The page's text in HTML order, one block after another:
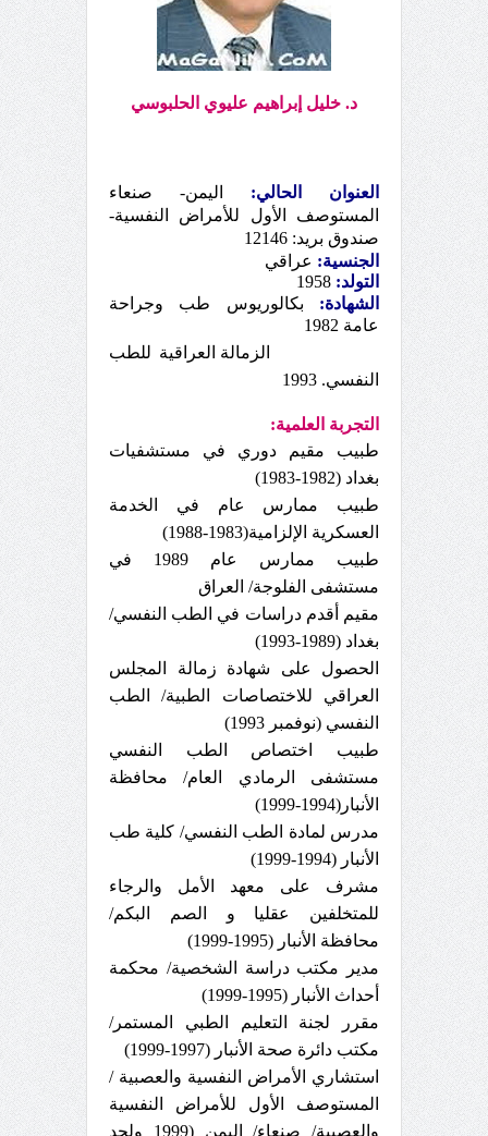
د. خليل إبراهيم عليوي الحلبوسي
العنوان الحالي: اليمن- صنعاء
المستوصف الأول للأمراض النفسية-
صندوق بريد: 12146
الجنسية: عراقي
التولد:
الشهادة: بكالوريوس طب وجراحة
عامة 1982
الزمالة العراقية للطب
النفسي. 1993
التجربة العلمية:
طبيب مقيم دوري في مستشفيات
بغداد (1982-1983)
طبيب ممارس عام في الخدمة
العسكرية الإلزامية(1983-1988)
طبيب ممارس عام 1989 في
مستشفى الفلوجة/ العراق
مقيم أقدم دراسات في الطب النفسي/
بغداد (1989-1993)
الحصول على شهادة زمالة المجلس
العراقي للاختصاصات الطبية/ الطب
النفسي (نوفمبر 1993)
طبيب اختصاص الطب النفسي
مستشفى الرمادي العام/ محافظة
الأنبار(1994-1999)
مدرس لمادة الطب النفسي/ كلية طب
الأنبار (1994-1999)
مشرف على معهد الأمل والرجاء
للمتخلفين عقليا و الصم البكم/
محافظة الأنبار (1995-1999)
مدير مكتب دراسة الشخصية/ محكمة
أحداث الأنبار (1995-1999)
مقرر لجنة التعليم الطبي المستمر/
مكتب دائرة صحة الأنبار (1997-1999)
استشاري الأمراض النفسية والعصبية /
المستوصف الأول للأمراض النفسية
والعصبية/ صنعاء/ اليمن (1999 ولحد